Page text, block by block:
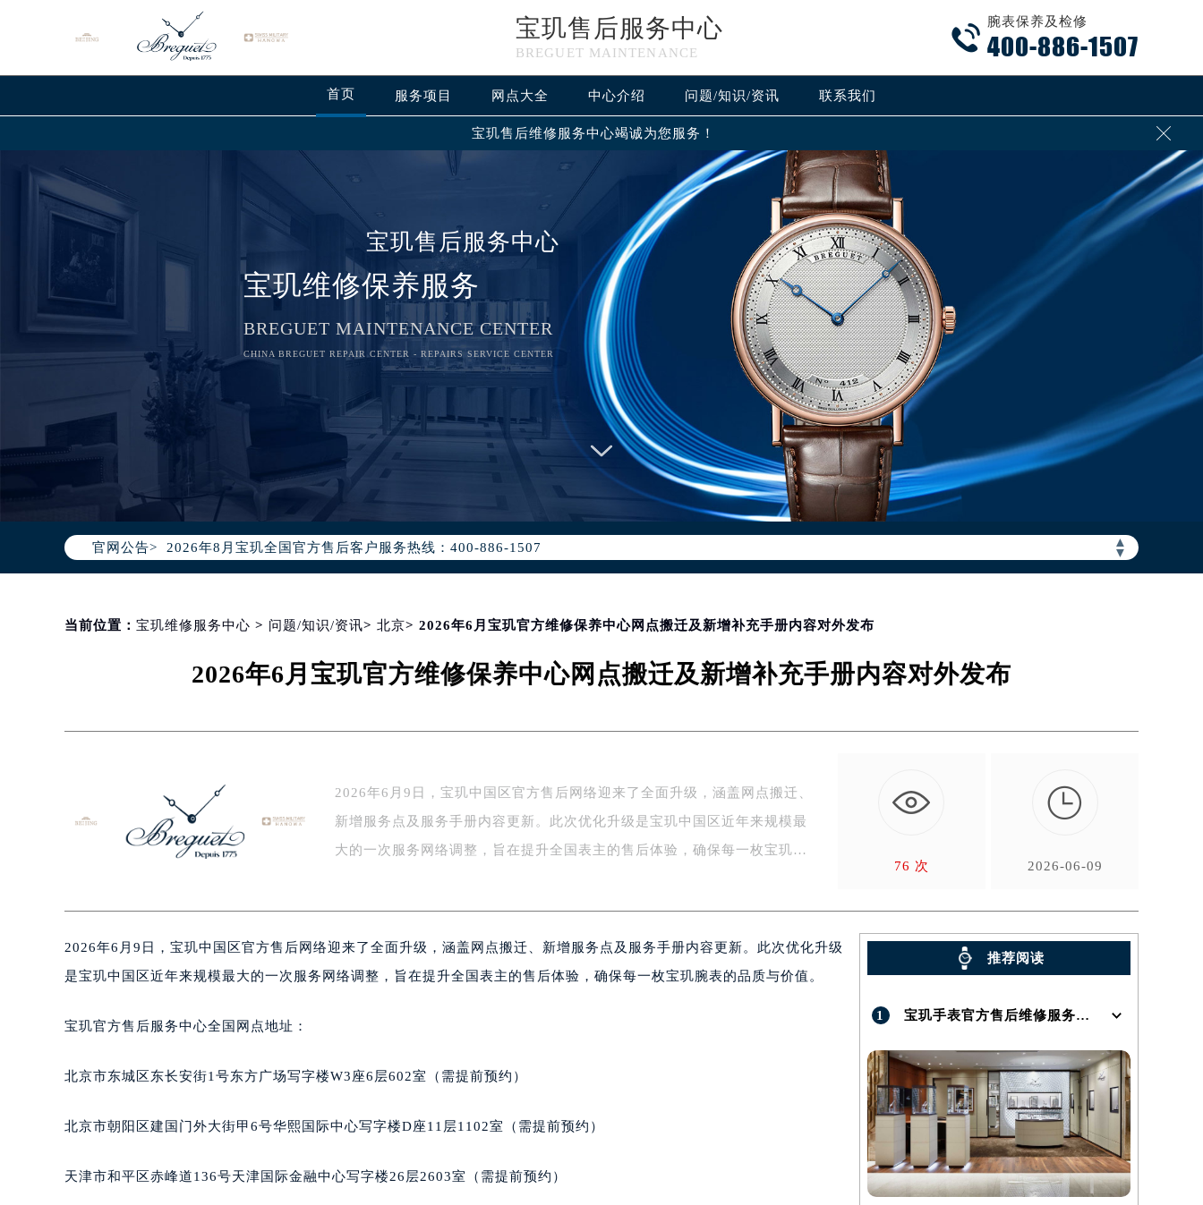
宝玑售后服务中心
BREGUET MAINTENANCE

腕表保养及检修
400-886-1507
首页 服务项目 网点大全 中心介绍 问题/知识/资讯 联系我们
宝玑售后维修服务中心竭诚为您服务！ 
宝玑售后服务中心
宝玑维修保养服务
BREGUET MAINTENANCE CENTER
CHINA BREGUET REPAIR CENTER - REPAIRS SERVICE CENTER
官网公告> ▲
▼
2026年8月宝玑中国区售后服务网络优化升级公告
2026年8月宝玑全国官方售后客户服务热线：400-886-1507
宝玑官方全国统一服务热线400-886-1507，服务覆盖中国大陆、香港、澳门、台湾全部区域（非大陆需加拨“+86”）
2026年8月宝玑售后服务中心最新网点地址：
北京市东城区东长安街1号东方广场写字楼W3座6层602室（需提前预约）
上海市徐汇区虹桥路3号港汇中心写字楼2座37层3705室（需提前预约）
扬州市邗江区国展路29号星耀天地写字楼1号楼18层1803室（需提前预约）
盐城市盐都区世纪大道5号盐城金融城写字楼1号楼16层1604室（需提前预约）
泰州市海陵区永定东路399号置地商务中心东塔写字楼（华润万象城）17层1706室（需提前预约）
绍兴市越城区胜利东路379号世茂天际中心写字楼8层805室（需提前预约）
嘉兴市南湖区广益路705号嘉兴世界贸易中心写字楼A座13层1304室（需提前预约）
济南市历下区经十路11111号华润中心写字楼（万象城）15层1508室（需提前预约）
广州市越秀区环市东路371-375号世界贸易中心大厦南塔写字楼15层07室（需提前预约）
惠州市惠城区江北文昌一路7号华贸大厦写字楼1座30层05室（需提前预约）
福州市鼓楼区五四路128-1号恒力城写字楼15层03室（需提前预约）
当前位置： 宝玑维修服务中心 > 问题/知识/资讯> 北京> 2026年6月宝玑官方维修保养中心网点搬迁及新增补充手册内容对外发布
2026年6月宝玑官方维修保养中心网点搬迁及新增补充手册内容对外发布
2026年6月9日，宝玑中国区官方售后网络迎来了全面升级，涵盖网点搬迁、
新增服务点及服务手册内容更新。此次优化升级是宝玑中国区近年来规模最
大的一次服务网络调整，旨在提升全国表主的售后体验，确保每一枚宝玑
76 次

2026-06-09
2026年6月9日，宝玑中国区官方售后网络迎来了全面升级，涵盖网点搬迁、新增服务点及服务手册内容更新。此次优化升级
是宝玑中国区近年来规模最大的一次服务网络调整，旨在提升全国表主的售后体验，确保每一枚宝玑腕表的品质与价值。
宝玑官方售后服务中心全国网点地址：
北京市东城区东长安街1号东方广场写字楼W3座6层602室（需提前预约）
北京市朝阳区建国门外大街甲6号华熙国际中心写字楼D座11层1102室（需提前预约）
天津市和平区赤峰道136号天津国际金融中心写字楼26层2603室（需提前预约）
推荐阅读
1 宝玑手表官方售后维修服务点地址在哪呢？